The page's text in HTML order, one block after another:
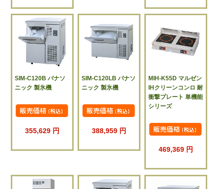
SIM-C120B パナソ
ニック 製氷機
355,629 円
SIM-C120LB パナソ
ニック 製氷機
388,959 円
MIH-K55D マルゼン
IHクリーンコンロ 耐
衝撃プレート 単機能
シリーズ
469,369 円